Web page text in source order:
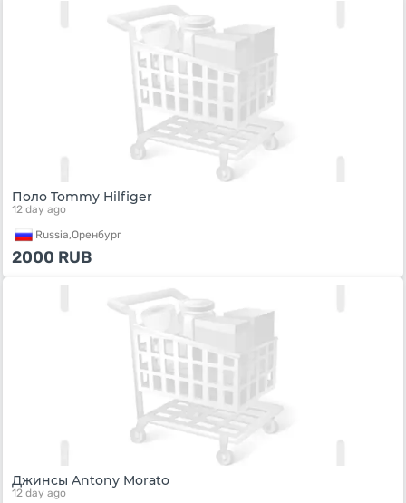
Поло Tommy Hilfiger
12 day ago
Russia,Оренбург
2000 RUB
Джинсы Antony Morato
12 day ago